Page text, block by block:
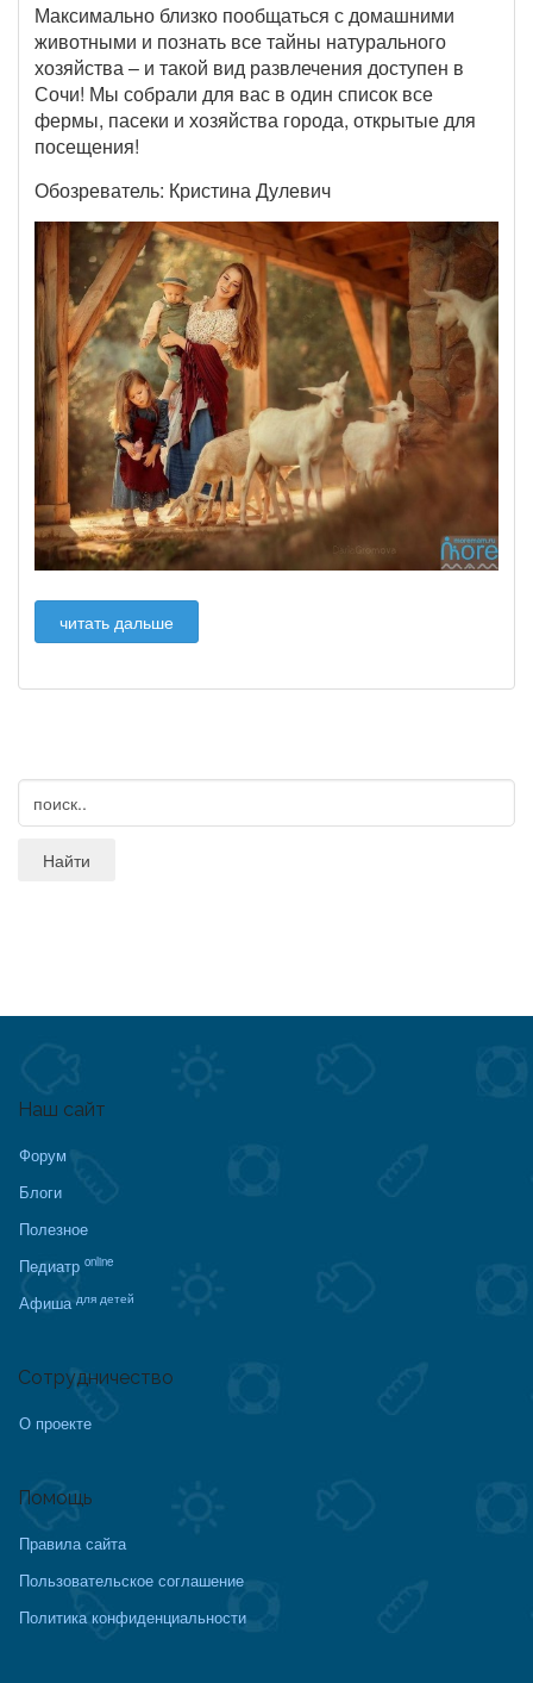
Максимально близко пообщаться с домашними
животными и познать все тайны натурального
хозяйства – и такой вид развлечения доступен в
Сочи! Мы собрали для вас в один список все
фермы, пасеки и хозяйства города, открытые для
посещения!
Обозреватель: Кристина Дулевич
читать дальше
Наш сайт
Форум
Блоги
Полезное
Педиатр online
Афиша для детей
Сотрудничество
О проекте
Помощь
Правила сайта
Пользовательское соглашение
Политика конфиденциальности